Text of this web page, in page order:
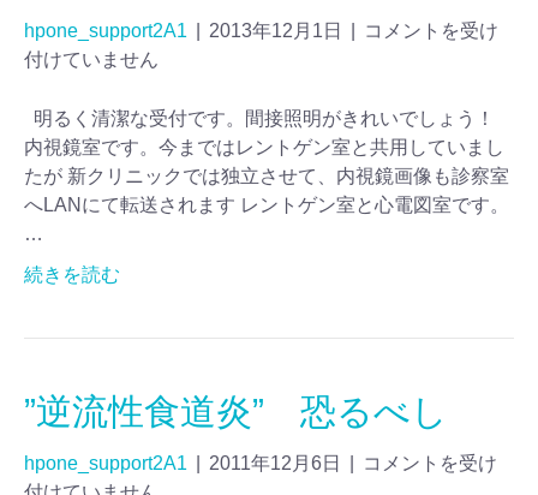
hpone_support2A1 2013年12月1日
コメントを受け
付けていません
明るく清潔な受付です。間接照明がきれいでしょう！
内視鏡室です。今まではレントゲン室と共用していまし
たが 新クリニックでは独立させて、内視鏡画像も診察室
へLANにて転送されます レントゲン室と心電図室です。
…
続きを読む
”逆流性食道炎” 恐るべし
hpone_support2A1 2011年12月6日
コメントを受け